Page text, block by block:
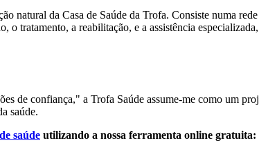
natural da Casa de Saúde da Trofa. Consiste numa
o tratamento, a reabilitação, e a assistência
de confiança," a Trofa Saúde assume-me como um
saúde.
saúde utilizando a nossa ferramenta online gratuita: